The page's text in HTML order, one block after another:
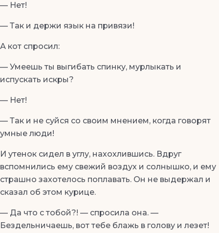
— Нет!
— Так и держи язык на привязи!
А кот спросил:
— Умеешь ты выгибать спинку, мурлыкать и
испускать искры?
— Нет!
— Так и не суйся со своим мнением, когда говорят
умные люди!
И утенок сидел в углу, нахохлившись. Вдруг
вспомнились ему свежий воздух и солнышко, и ему
страшно захотелось поплавать. Он не выдержал и
сказал об этом курице.
— Да что с тобой?! — спросила она. —
Бездельничаешь, вот тебе блажь в голову и лезет!